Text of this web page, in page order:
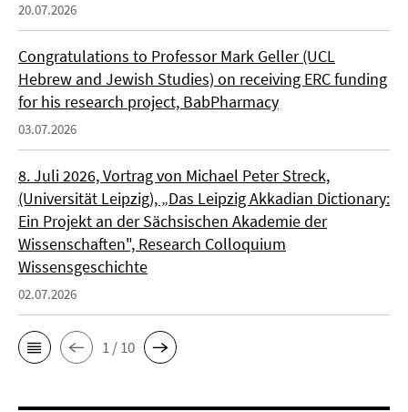
20.07.2026
Congratulations to Professor Mark Geller (UCL
Hebrew and Jewish Studies) on receiving ERC funding
for his research project, BabPharmacy
03.07.2026
8. Juli 2026, Vortrag von Michael Peter Streck,
(Universität Leipzig), „Das Leipzig Akkadian Dictionary:
Ein Projekt an der Sächsischen Akademie der
Wissenschaften", Research Colloquium
Wissensgeschichte
02.07.2026
1 / 10